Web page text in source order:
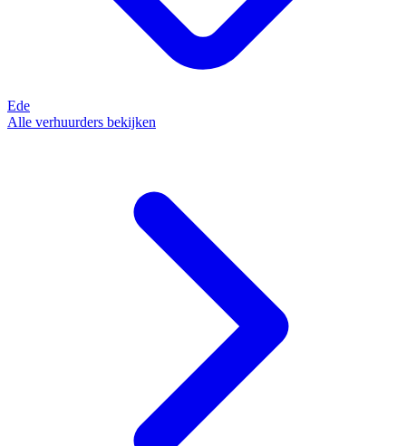
Ede
Alle verhuurders bekijken